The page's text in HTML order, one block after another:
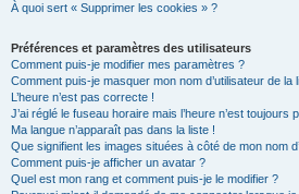
À quoi sert « Supprimer les cookies » ?
Préférences et paramètres des utilisateurs
Comment puis-je modifier mes paramètres ?
Comment puis-je masquer mon nom d’utilisateur de
L’heure n’est pas correcte !
J’ai réglé le fuseau horaire mais l’heure n’est toujours
Ma langue n’apparaît pas dans la liste !
Que signifient les images situées à côté de mon nom
Comment puis-je afficher un avatar ?
Quel est mon rang et comment puis-je le modifier ?